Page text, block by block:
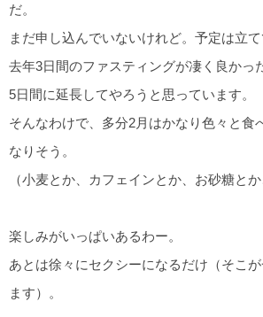
だ。
まだ申し込んでいないけれど。予定は立て
去年3日間のファスティングが凄く良かっ
5日間に延長してやろうと思っています。
そんなわけで、多分2月はかなり色々と食
なりそう。
（小麦とか、カフェインとか、お砂糖とか
楽しみがいっぱいあるわー。
あとは徐々にセクシーになるだけ（そこ
ます）。